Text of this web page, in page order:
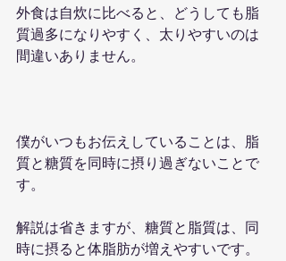
外食は自炊に比べると、どうしても脂
質過多になりやすく、太りやすいのは
間違いありません。
僕がいつもお伝えしていることは、脂
質と糖質を同時に摂り過ぎないことで
す。
解説は省きますが、糖質と脂質は、同
時に摂ると体脂肪が増えやすいです。